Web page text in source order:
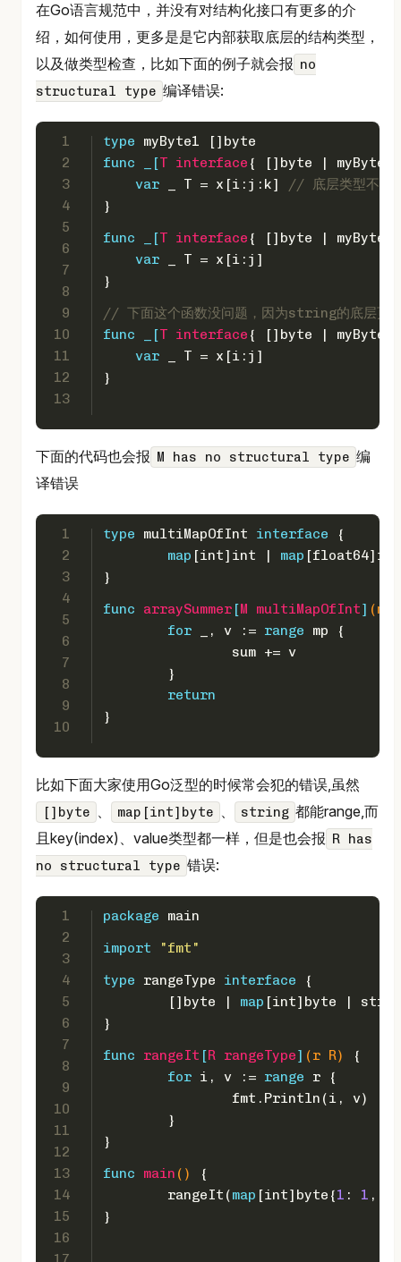
在Go语言规范中，并没有对结构化接口有更多的介
绍，如何使用，更多是是它内部获取底层的结构类型，
以及做类型检查，比如下面的例子就会报 no
structural type 编译错误:
1
2
3
4
5
6
7
8
9
10
11
12
13
type myByte1 [] byte
func _[T interface { [] byte |
var _ T = x[i:j:k]
// 底层类型不一
}
func _[T interface { [] byte |
var _ T = x[i:j]
}
// 下面这个函数没问题，因为string的底层页
func _[T interface { [] byte |
var _ T = x[i:j]
}
下面的代码也会报 M has no structural type 编
译错误
1
2
3
4
5
6
7
8
9
10
type multiMapOfInt interface {
map [int] int | map [float64] int
}
func
arraySummer [M multiMapOfInt] (mp
for _, v := range mp {
		sum += v
	}
return
}
比如下面大家使用Go泛型的时候常会犯的错误,虽然
[]byte 、 map[int]byte 、 string 都能range,而
且key(index)、value类型都一样，但是也会报 R has
no structural type 错误:
1
2
3
4
5
6
7
8
9
10
11
12
13
14
15
16
package main
import
"fmt"
type rangeType interface {
	[]
byte | map [int] byte |
}
func
rangeIt [R rangeType] (r R)
{
for i, v := range r {
		fmt.Println(i, v)
	}
}
func
main ()
{
	rangeIt(
map [int] byte {1 : 1 ,
}